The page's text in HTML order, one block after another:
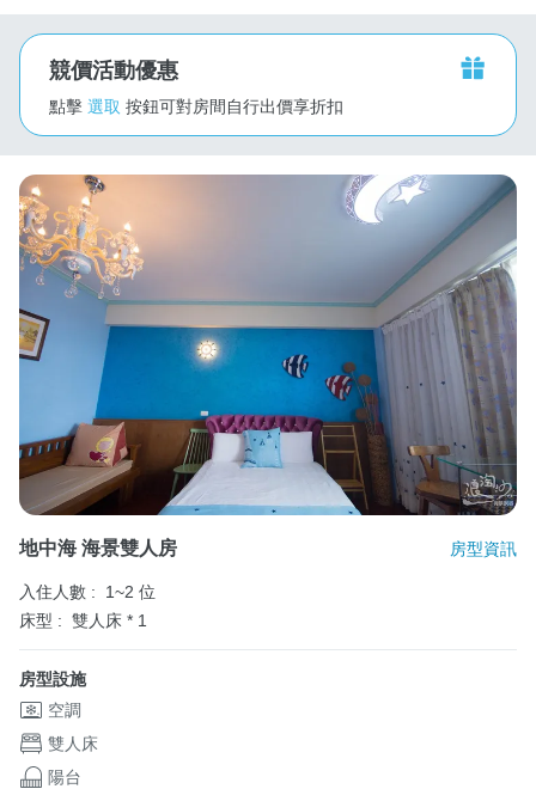
競價活動優惠
點擊 選取 按鈕可對房間自行出價享折扣
地中海 海景雙人房 房型資訊
入住人數 :
1~2 位
床型 : 雙人床 * 1
房型設施
空調
雙人床
陽台